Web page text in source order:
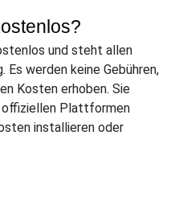
und steht allen
werden keine Gebühren,
Kosten erhoben. Sie
offiziellen Plattformen
installieren oder